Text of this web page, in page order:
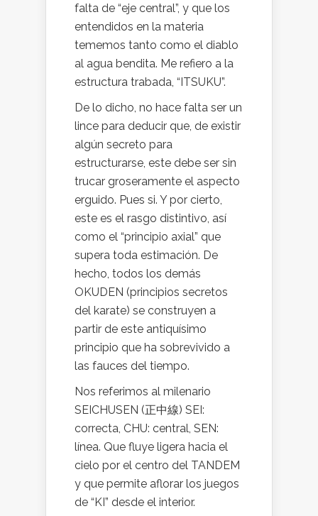
falta de “eje central”, y que los
entendidos en la materia
tememos tanto como el diablo
al agua bendita. Me refiero a la
estructura trabada, “ITSUKU”.
De lo dicho, no hace falta ser un
lince para deducir que, de existir
algún secreto para
estructurarse, este debe ser sin
trucar groseramente el aspecto
erguido. Pues si. Y por cierto,
este es el rasgo distintivo, así
como el “principio axial” que
supera toda estimación. De
hecho, todos los demás
OKUDEN (principios secretos
del karate) se construyen a
partir de este antiquísimo
principio que ha sobrevivido a
las fauces del tiempo.
Nos referimos al milenario
SEICHUSEN (正中線) SEI:
correcta, CHU: central, SEN:
línea. Que fluye ligera hacia el
cielo por el centro del TANDEM
y que permite aflorar los juegos
de “KI” desde el interior.